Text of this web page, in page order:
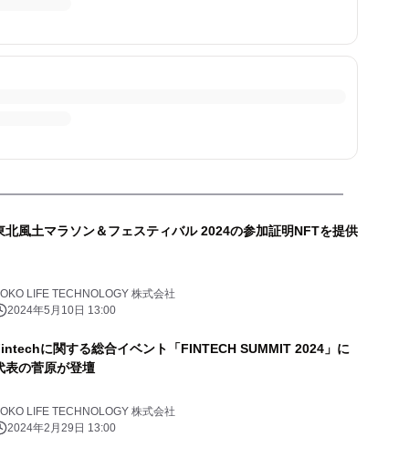
北風土マラソン＆フェスティバル 2024の参加証明NFTを提供
LIFE TECHNOLOGY 株式会社
2024年5月10日 13:00
に関する総合イベント「FINTECH SUMMIT 2024」に
表の菅原が登壇
LIFE TECHNOLOGY 株式会社
2024年2月29日 13:00